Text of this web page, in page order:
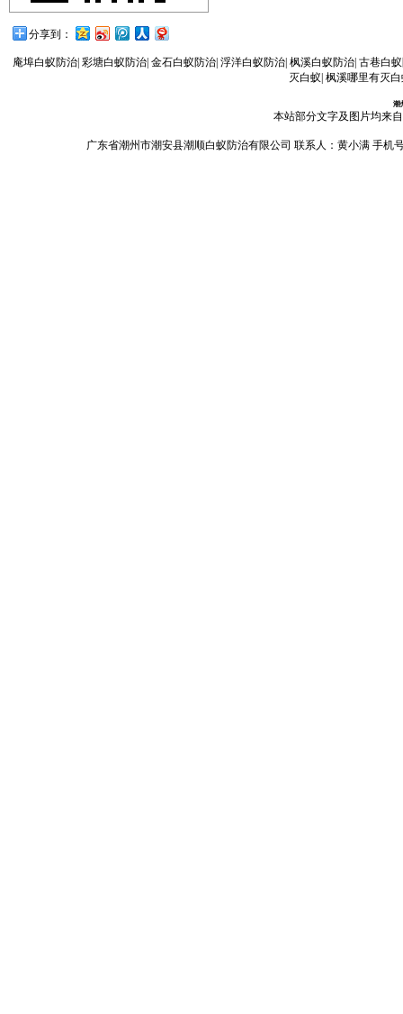
分享到：
庵埠白蚁防治| 彩塘白蚁防治| 金石白蚁防治| 浮洋白蚁防治| 枫溪白蚁防治| 古巷白
灭白蚁 枫溪哪里有灭白
潮
本站部分文字及图片均来
广东省潮州市潮安县潮顺白蚁防治有限公司 联系人：黄小满 手机